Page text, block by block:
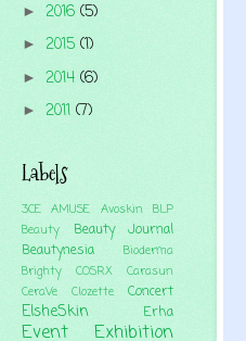
► 2016 (5)
► 2015 (1)
► 2014 (6)
► 2011 (7)
Labels
3CE AMUSE Avoskin BLP
Beauty
Beauty Journal
Beautynesia
Bioderma
Brighty
COSRX
Carasun
CeraVe
Clozette Concert
ElsheSkin Erha
Event Exhibition